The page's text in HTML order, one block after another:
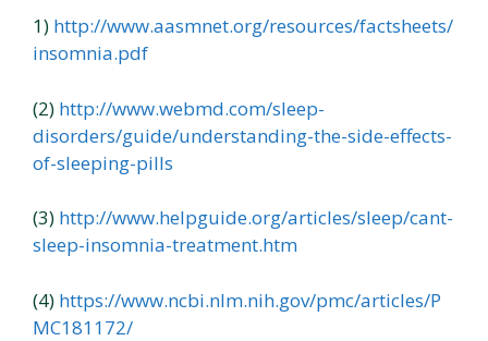
1) http://www.aasmnet.org/resources/factsheets/
insomnia.pdf
(2) http://www.webmd.com/sleep-
disorders/guide/understanding-the-side-effects-
of-sleeping-pills
(3) http://www.helpguide.org/articles/sleep/cant-
sleep-insomnia-treatment.htm
(4) https://www.ncbi.nlm.nih.gov/pmc/articles/P
MC181172/